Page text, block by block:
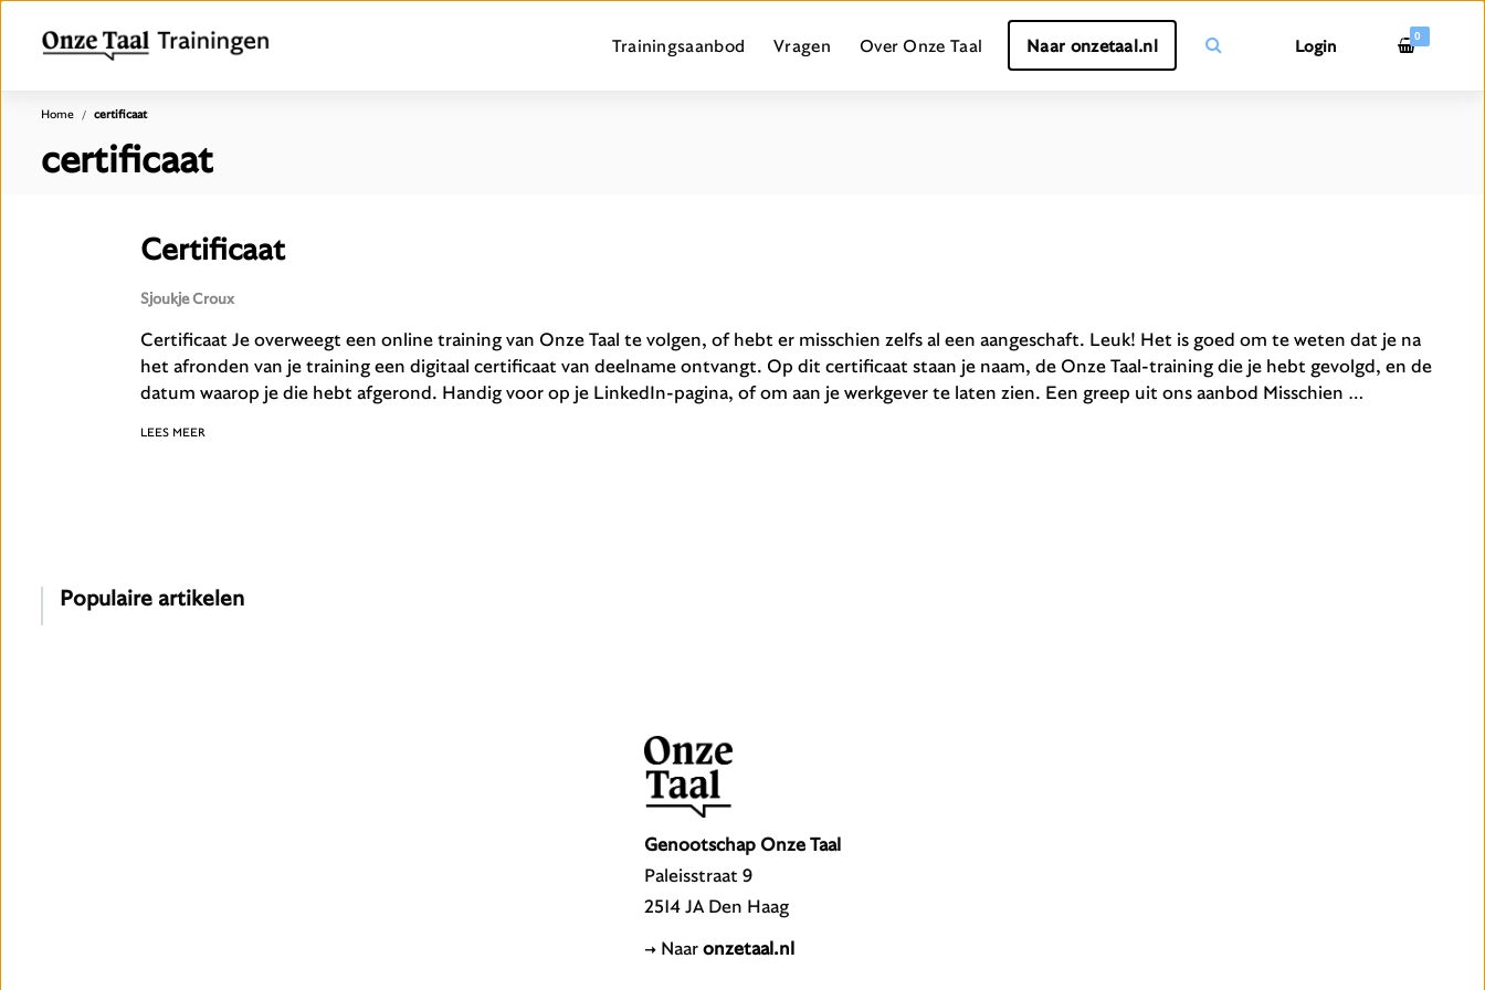
Trainingsaanbod Vragen Over Onze Taal Naar onzetaal.nl Login 0
Home certificaat
certificaat
Certificaat
Sjoukje Croux
Certificaat Je overweegt een online training van Onze Taal te volgen, of hebt er misschien zelfs al een aangeschaft. Leuk! Het is goed om te weten dat je na
het afronden van je training een digitaal certificaat van deelname ontvangt. Op dit certificaat staan je naam, de Onze Taal-training die je hebt gevolgd, en de
datum waarop je die hebt afgerond. Handig voor op je LinkedIn-pagina, of om aan je werkgever te laten zien. Een greep uit ons aanbod Misschien …
LEES MEER
Populaire artikelen
Genootschap Onze Taal
Paleisstraat 9
2514 JA Den Haag
→ Naaronzetaal.nl